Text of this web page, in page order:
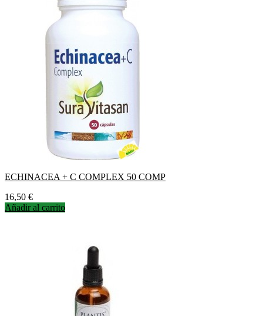
ECHINACEA + C COMPLEX 50 COMP
Precio
16,50 €
Añadir al carrito